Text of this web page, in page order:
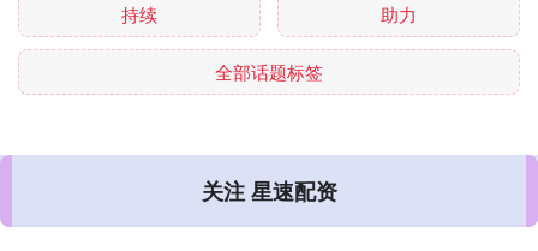
持续 助力
全部话题标签
关注 星速配资